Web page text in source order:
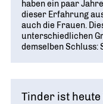
haben ein paar
dieser Erfahrung
auch die Frauen.
unterschiedlichen
demselben Schluss:
Tinder ist